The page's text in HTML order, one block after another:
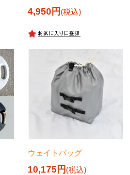
4,950 税込
ウェイトバッグ
10,175 税込